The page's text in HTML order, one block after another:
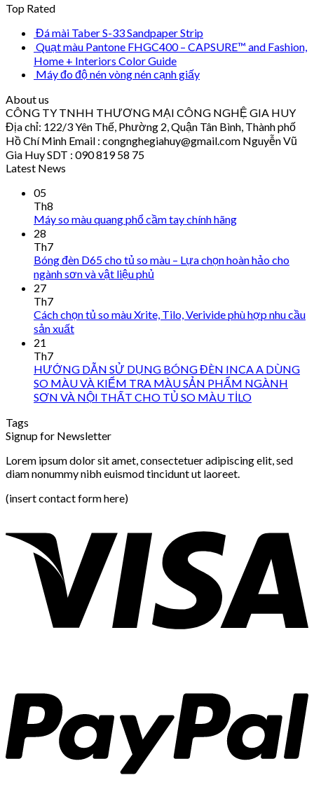
Top Rated
Đá mài Taber S-33 Sandpaper Strip
Quạt màu Pantone FHGC400 – CAPSURE™ and Fashion,
Home + Interiors Color Guide
Máy đo độ nén vòng nén cạnh giấy
About us
CÔNG TY TNHH THƯƠNG MẠI CÔNG NGHỆ GIA HUY
Địa chỉ: 122/3 Yên Thế, Phường 2, Quận Tân Bình, Thành phố
Hồ Chí Minh Email : congnghegiahuy@gmail.com Nguyễn Vũ
Gia Huy SDT : 090 819 58 75
Latest News
05
Th8
Máy so màu quang phổ cầm tay chính hãng
28
Th7
Bóng đèn D65 cho tủ so màu – Lựa chọn hoàn hảo cho
ngành sơn và vật liệu phủ
27
Th7
Cách chọn tủ so màu Xrite, Tilo, Verivide phù hợp nhu cầu
sản xuất
21
Th7
HƯỚNG DẪN SỬ DỤNG BÓNG ĐÈN INCA A DÙNG
SO MÀU VÀ KIỂM TRA MÀU SẢN PHẨM NGÀNH
SƠN VÀ NỘI THẤT CHO TỦ SO MÀU TİLO
Tags
Signup for Newsletter
Lorem ipsum dolor sit amet, consectetuer adipiscing elit, sed
diam nonummy nibh euismod tincidunt ut laoreet.
(insert contact form here)